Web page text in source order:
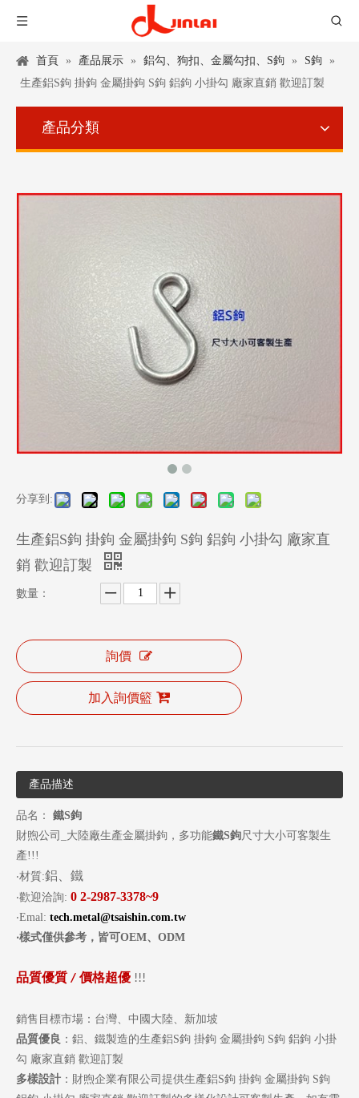
首頁 » 產品展示 » 鋁勾、狗扣、金屬勾扣、S鉤 » S鉤
»
生產鋁S鉤 掛鉤 金屬掛鉤 S鉤 鋁鉤 小掛勾 廠家直銷 歡迎訂製
產品分類
分享到:
生產鋁S鉤 掛鉤 金屬掛鉤 S鉤 鋁鉤 小掛勾 廠家直
銷 歡迎訂製
數量：
詢價
加入詢價籃
產品描述
品名： 鐵S鉤
財煦公司_大陸廠生產金屬掛鉤，多功能鐵S鉤尺寸大小可客製生
產!!!
‧材質:鋁、鐵
‧歡迎洽詢: 0 2-2987-3378~9
‧Emal: tech.metal@tsaishin.com.tw
‧樣式僅供參考，皆可OEM、 ODM
品質優質 / 價格超優 !!!
銷售目標市場：台灣、中國大陸、新加坡
品質優良 ：鋁、鐵製造的生產鋁S鉤 掛鉤 金屬掛鉤 S鉤 鋁鉤 小掛
勾 廠家直銷 歡迎訂製
多樣設計 ：財煦企業有限公司提供生產鋁S鉤 掛鉤 金屬掛鉤 S鉤